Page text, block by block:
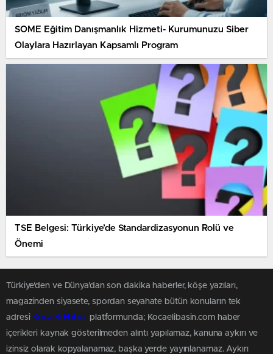
SOME Eğitim Danışmanlık Hizmeti- Kurumunuzu Siber
Olaylara Hazırlayan Kapsamlı Program
TSE Belgesi: Türkiye’de Standardizasyonun Rolü ve
Önemi
Türkiye'den ve Dünya’dan son dakika haberler, köşe yazıları,
magazinden siyasete, spordan seyahate bütün konuların tek
adresi Kocaeli Haber platformunda; Kocaelibasin.com haber
içerikleri kaynak gösterilmeden alıntı yapılamaz, kanuna aykırı ve
izinsiz olarak kopyalanamaz, başka yerde yayınlanamaz. Aykırı